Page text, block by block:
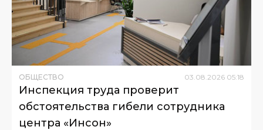
ОБЩЕСТВО 03 08 2026 05:18
Инспекция труда проверит
обстоятельства гибели сотрудника
центра «Инсон»